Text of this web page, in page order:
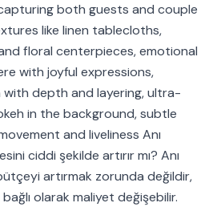
both guests and couple
like linen tablecloths,
floral centerpieces, emotional
with joyful expressions,
depth and layering, ultra-
in the background, subtle
and liveliness Anı
ciddi şekilde artırır mı? Anı
artırmak zorunda değildir,
olarak maliyet değişebilir.